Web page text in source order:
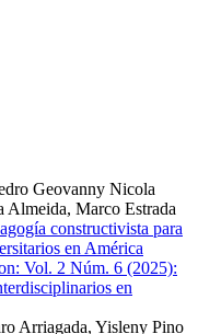
Geovanny Nicola
Almeida, Marco Estrada
constructivista para
en América
Vol. 2 Núm. 6 (2025):
en
Arriagada, Yisleny Pino